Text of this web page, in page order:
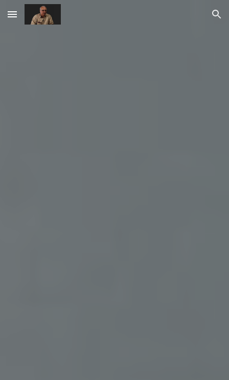
Skip to main content Skip to navigation